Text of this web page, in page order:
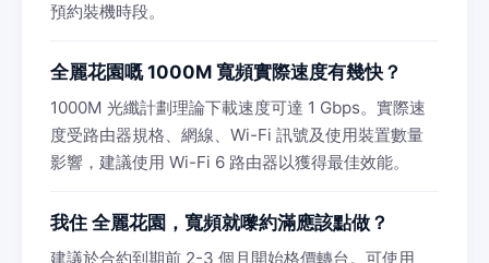
預約裝機時段。
全麗花園嘅 1000M 寬頻實際速度有幾快？
1000M 光纖計劃理論下載速度可達 1 Gbps。實際速
度受路由器規格、網線、Wi-Fi 訊號及使用裝置數量
影響，建議使用 Wi-Fi 6 路由器以獲得最佳效能。
我住 全麗花園，寬頻就嚟約滿應該點做？
建議於合約到期前 2-3 個月開始格價轉台。可使用